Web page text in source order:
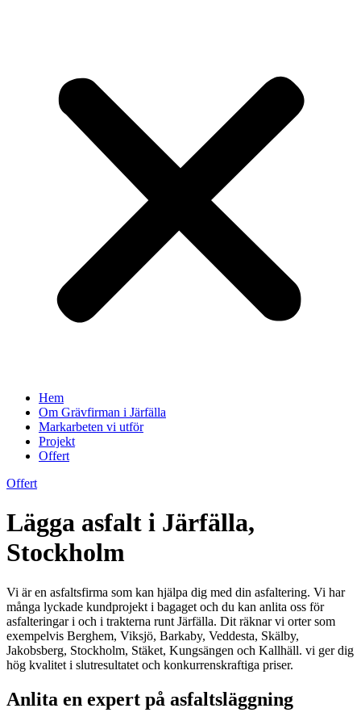
Hem
Om Grävfirman i Järfälla
Markarbeten vi utför
Projekt
Offert
Offert
Lägga asfalt i Järfälla,
Stockholm
Vi är en asfaltsfirma som kan hjälpa dig med din asfaltering. Vi har
många lyckade kundprojekt i bagaget och du kan anlita oss för
asfalteringar i och i trakterna runt Järfälla. Dit räknar vi orter som
exempelvis Berghem, Viksjö, Barkaby, Veddesta, Skälby,
Jakobsberg, Stockholm, Stäket, Kungsängen och Kallhäll. vi ger dig
hög kvalitet i slutresultatet och konkurrenskraftiga priser.
Anlita en expert på asfaltsläggning